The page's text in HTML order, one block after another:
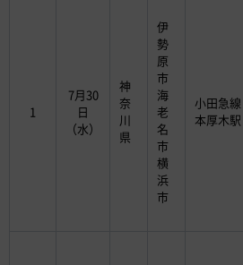
1
7月30
日
（水）
神
奈
川
県
伊
勢
原
市
海
老
名
市
横
浜
市
小田急線
本厚木駅